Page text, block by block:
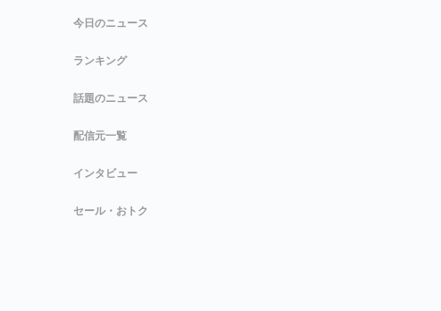
今日のニュース
ランキング
話題のニュース
配信元一覧
インタビュー
セール・おトク